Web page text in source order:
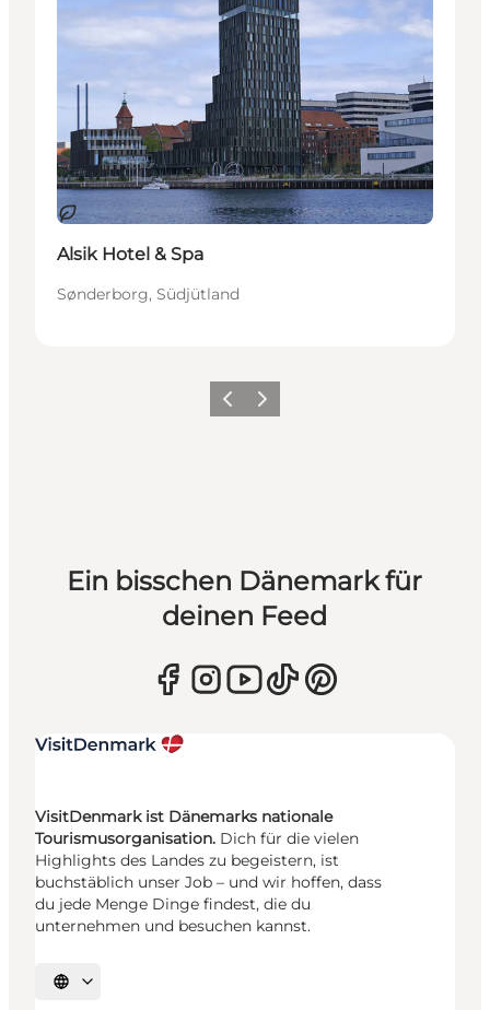
Nachhaltig
Alsik Hotel & Spa
Sønderborg, Südjütland
ZurückWeiter
Ein bisschen Dänemark für
deinen Feed
VisitDenmark ist Dänemarks nationale
Tourismusorganisation. Dich für die vielen
Highlights des Landes zu begeistern, ist
buchstäblich unser Job – und wir hoffen, dass
du jede Menge Dinge findest, die du
unternehmen und besuchen kannst.
Sprache auswählen